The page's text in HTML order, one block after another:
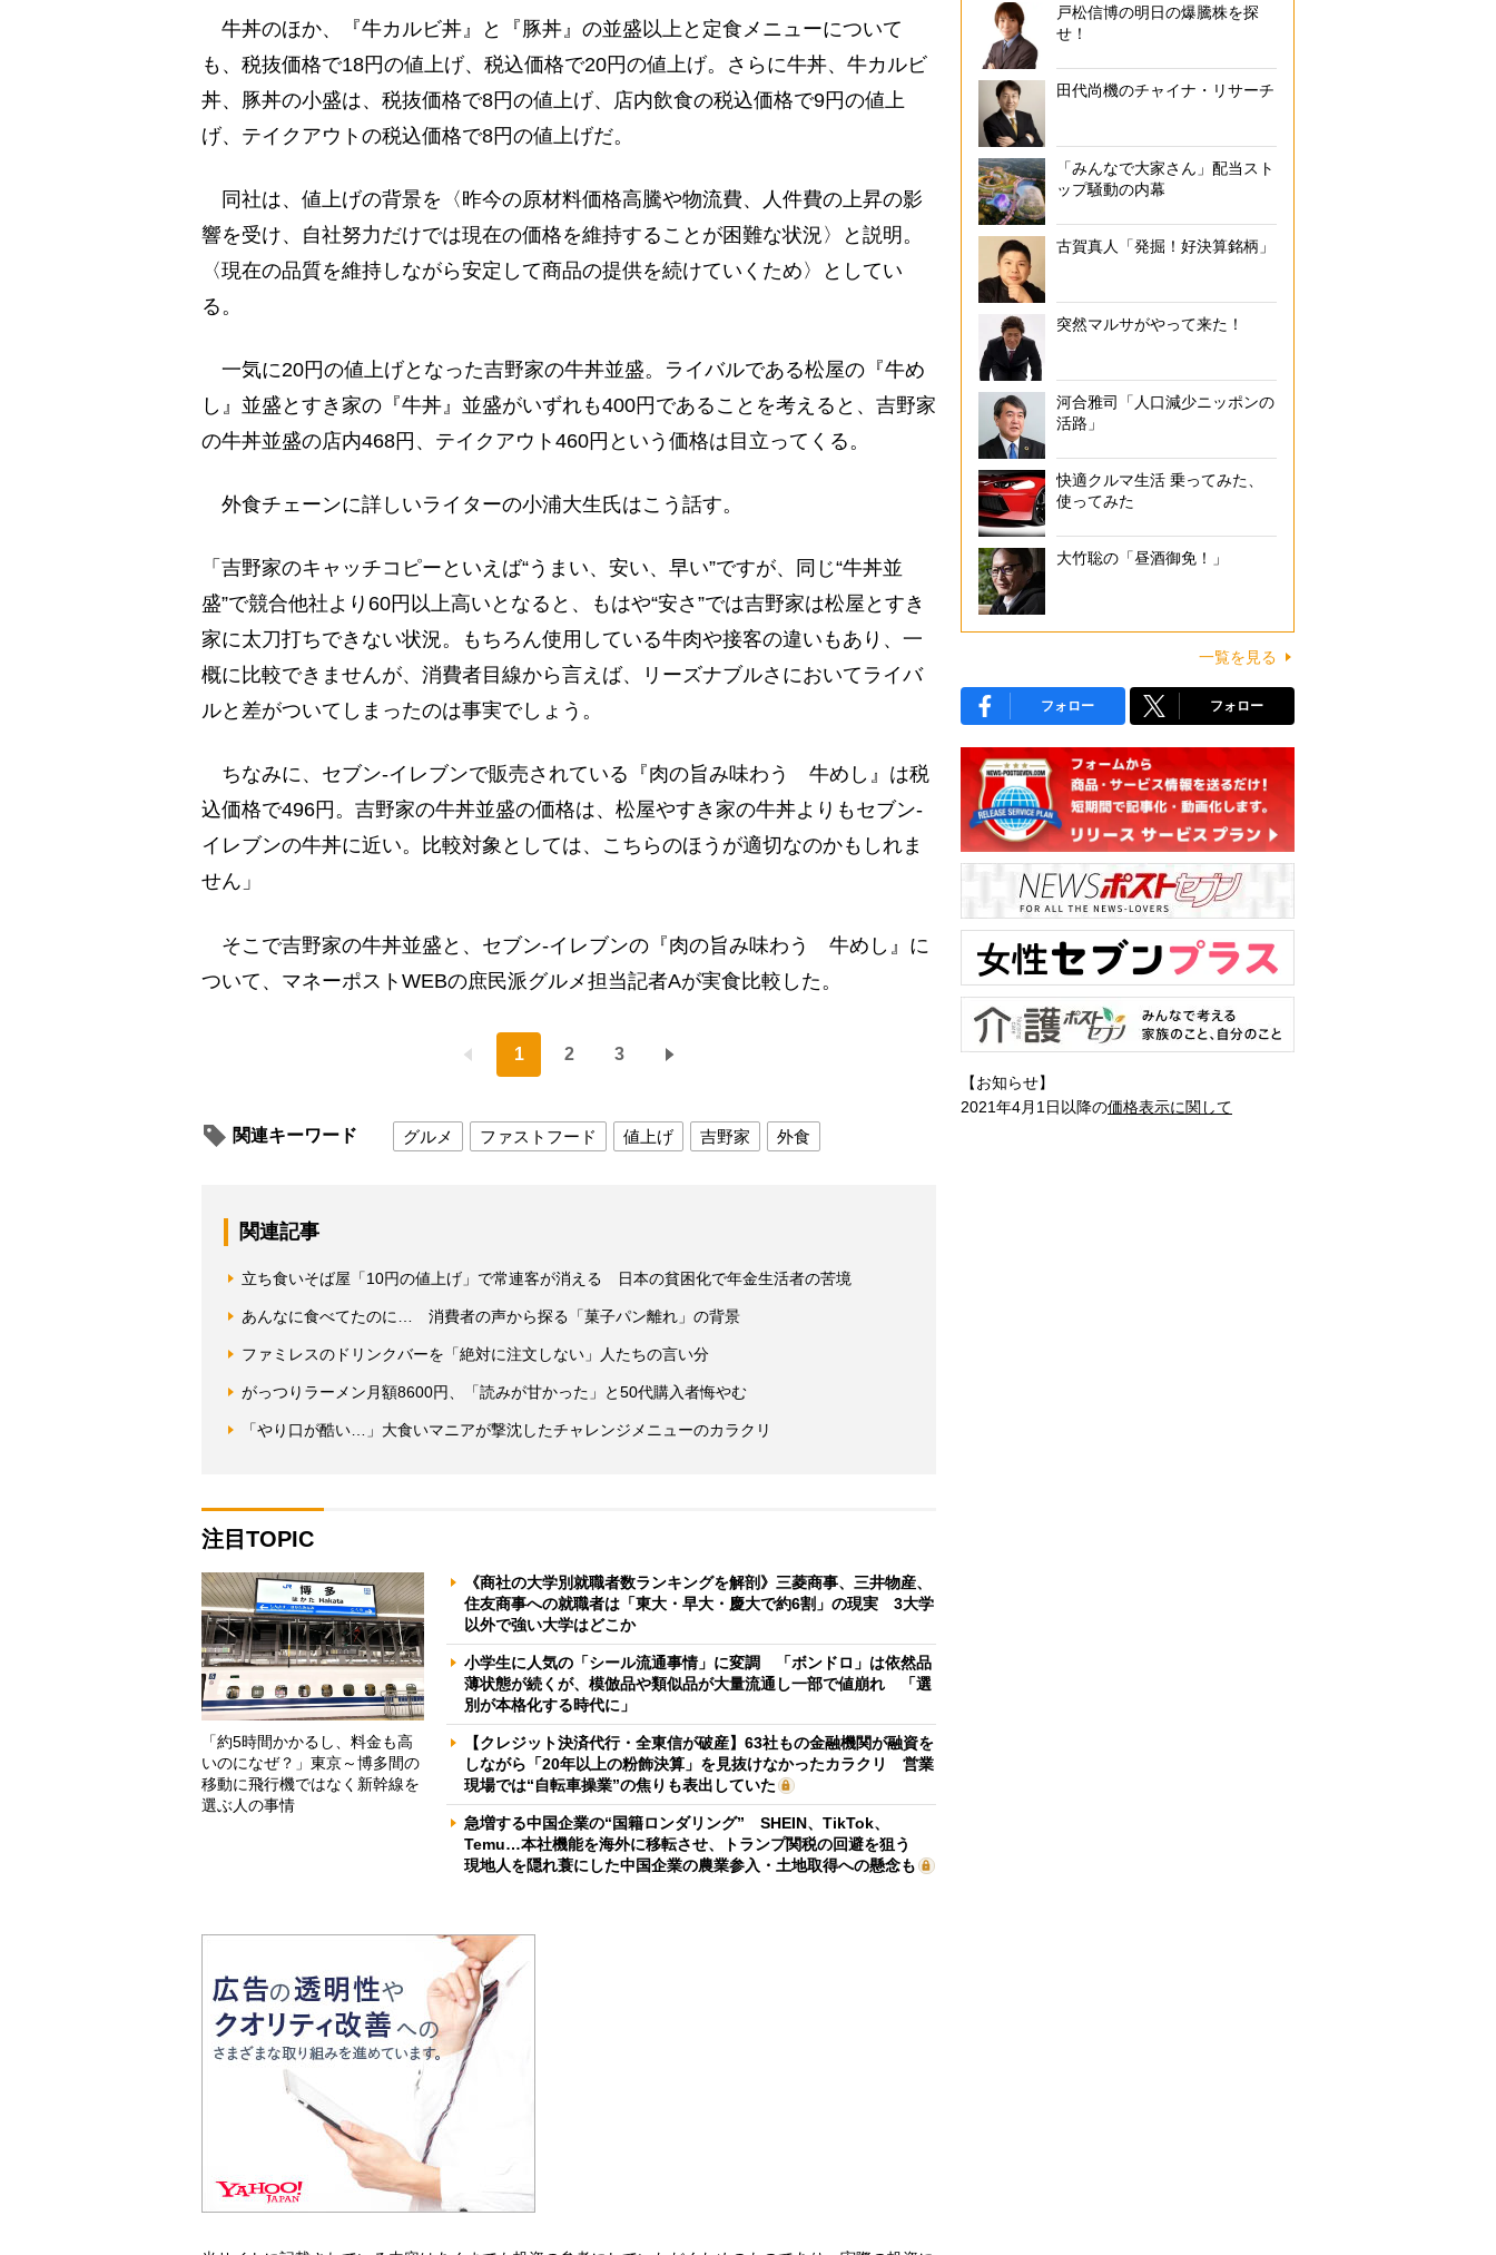
牛丼のほか、『牛カルビ丼』と『豚丼』の並盛以上と定食メニューについて
も、税抜価格で18円の値上げ、税込価格で20円の値上げ。さらに牛丼、牛カルビ
丼、豚丼の小盛は、税抜価格で8円の値上げ、店内飲食の税込価格で9円の値上
げ、テイクアウトの税込価格で8円の値上げだ。
同社は、値上げの背景を〈昨今の原材料価格高騰や物流費、人件費の上昇の影
響を受け、自社努力だけでは現在の価格を維持することが困難な状況〉と説明。
〈現在の品質を維持しながら安定して商品の提供を続けていくため〉としてい
る。
一気に20円の値上げとなった吉野家の牛丼並盛。ライバルである松屋の『牛め
し』並盛とすき家の『牛丼』並盛がいずれも400円であることを考えると、吉野家
の牛丼並盛の店内468円、テイクアウト460円という価格は目立ってくる。
外食チェーンに詳しいライターの小浦大生氏はこう話す。
「吉野家のキャッチコピーといえば“うまい、安い、早い”ですが、同じ“牛丼並
盛”で競合他社より60円以上高いとなると、もはや“安さ”では吉野家は松屋とすき
家に太刀打ちできない状況。もちろん使用している牛肉や接客の違いもあり、一
概に比較できませんが、消費者目線から言えば、リーズナブルさにおいてライバ
ルと差がついてしまったのは事実でしょう。
ちなみに、セブン-イレブンで販売されている『肉の旨み味わう 牛めし』は税
込価格で496円。吉野家の牛丼並盛の価格は、松屋やすき家の牛丼よりもセブン-
イレブンの牛丼に近い。比較対象としては、こちらのほうが適切なのかもしれま
せん」
そこで吉野家の牛丼並盛と、セブン-イレブンの『肉の旨み味わう 牛めし』に
ついて、マネーポストWEBの庶民派グルメ担当記者Aが実食比較した。
1 2 3
関連キーワード グルメ ファストフード 値上げ 吉野家 外食
関連記事
立ち食いそば屋「10円の値上げ」で常連客が消える 日本の貧困化で年金生活者の苦境
あんなに食べてたのに… 消費者の声から探る「菓子パン離れ」の背景
ファミレスのドリンクバーを「絶対に注文しない」人たちの言い分
がっつりラーメン月額8600円、「読みが甘かった」と50代購入者悔やむ
「やり口が酷い…」大食いマニアが撃沈したチャレンジメニューのカラクリ
注目TOPIC
「約5時間かかるし、料金も高
いのになぜ？」東京～博多間の
移動に飛行機ではなく新幹線を
選ぶ人の事情
《商社の大学別就職者数ランキングを解剖》三菱商事、三井物産、
住友商事への就職者は「東大・早大・慶大で約6割」の現実 3大学
以外で強い大学はどこか
小学生に人気の「シール流通事情」に変調 「ボンドロ」は依然品
薄状態が続くが、模倣品や類似品が大量流通し一部で値崩れ 「選
別が本格化する時代に」
【クレジット決済代行・全東信が破産】63社もの金融機関が融資を
しながら「20年以上の粉飾決算」を見抜けなかったカラクリ 営業
現場では“自転車操業”の焦りも表出していた
急増する中国企業の“国籍ロンダリング” SHEIN、TikTok、
Temu…本社機能を海外に移転させ、トランプ関税の回避を狙う
現地人を隠れ蓑にした中国企業の農業参入・土地取得への懸念も
戸松信博の明日の爆騰株を探
せ！
田代尚機のチャイナ・リサーチ
「みんなで大家さん」配当スト
ップ騒動の内幕
古賀真人「発掘！好決算銘柄」
突然マルサがやって来た！
河合雅司「人口減少ニッポンの
活路」
快適クルマ生活 乗ってみた、
使ってみた
大竹聡の「昼酒御免！」
一覧を見る
フォロー フォロー
【お知らせ】
2021年4月1日以降の価格表示に関して